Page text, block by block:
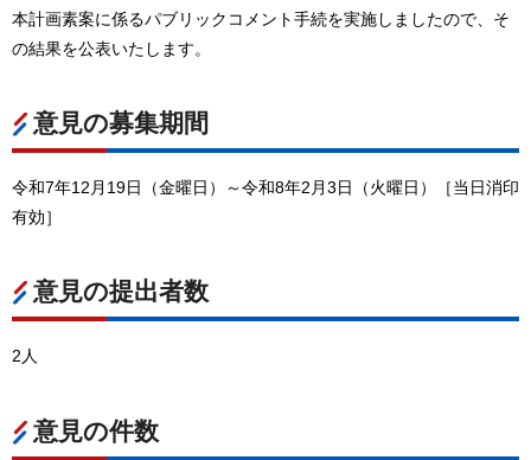
本計画素案に係るパブリックコメント手続を実施しましたので、そ
の結果を公表いたします。
意見の募集期間
令和7年12月19日（金曜日）～令和8年2月3日（火曜日）［当日消印
有効］
意見の提出者数
2人
意見の件数